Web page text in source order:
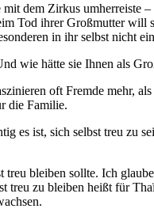
dem Zirkus umherreiste –
Tod ihrer Großmutter will
in ihr selbst nicht
wie hätte sie Ihnen als
oft Fremde mehr,
die Familie.
es ist, sich selbst treu zu
treu bleiben sollte. Ich
treu zu bleiben heißt für